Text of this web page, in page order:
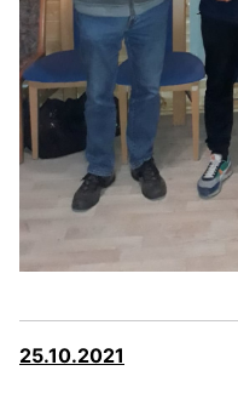
25.10.2021